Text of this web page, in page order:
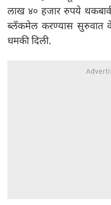
लाख ४० हजार रुपये थकबाकी
ब्लॅकमेल करण्यास सुरुवात
धमकी दिली.